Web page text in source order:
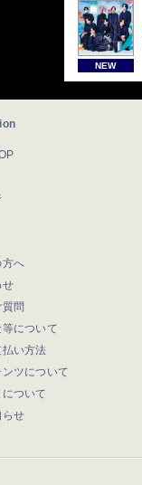
NEW
方へ
せ
問
について
い方法
ツについて
ついて
らせ